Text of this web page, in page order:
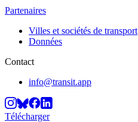
Partenaires
Villes et sociétés de transport
Données
Contact
info@transit.app
Télécharger